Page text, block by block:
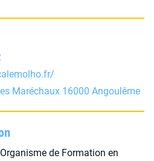
Maréchaux 16000 Angoulême
de Formation en